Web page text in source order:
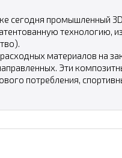
сегодня промышленный
материалов на
Эти
потребления,